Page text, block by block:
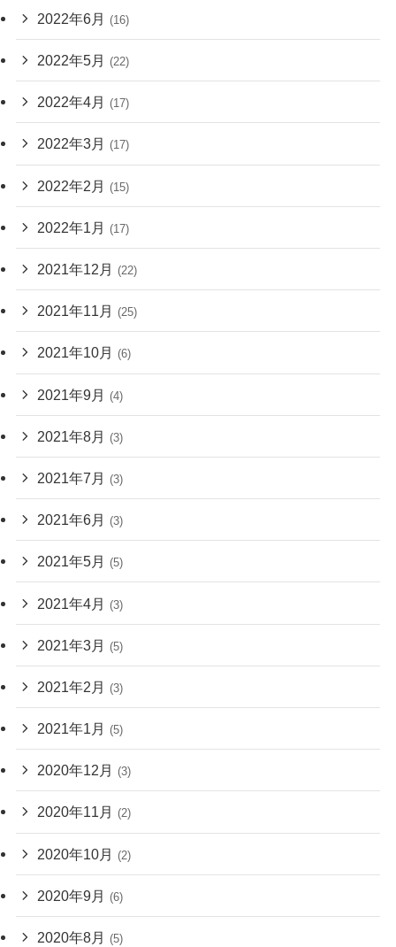
2022年6月 (16)
2022年5月 (22)
2022年4月 (17)
2022年3月 (17)
2022年2月 (15)
2022年1月 (17)
2021年12月 (22)
2021年11月 (25)
2021年10月 (6)
2021年9月 (4)
2021年8月 (3)
2021年7月 (3)
2021年6月 (3)
2021年5月 (5)
2021年4月 (3)
2021年3月 (5)
2021年2月 (3)
2021年1月 (5)
2020年12月 (3)
2020年11月 (2)
2020年10月 (2)
2020年9月 (6)
2020年8月 (5)